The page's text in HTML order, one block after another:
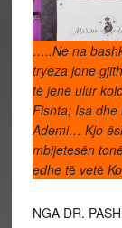
…..Ne na
tryeza jone
të jenë ulur
Fishta; Isa dhe
Ademi… Kjo
mbijetesën
edhe tëvetë
NGA DR.